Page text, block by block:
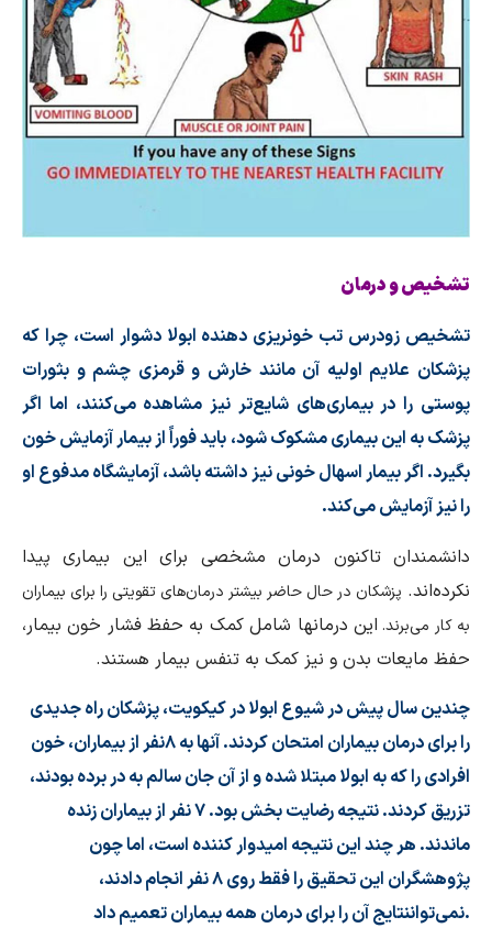
تشخیص و درمان
تشخیص زودرس تب خونریزی دهنده ابولا دشوار است، چرا که
پزشکان علایم اولیه آن مانند خارش و قرمزی چشم و بثورات
پوستی را در بیماری‌های شایع‌تر نیز مشاهده می‌کنند، اما اگر
پزشک به این بیماری مشکوک شود، باید فوراً از بیمار آزمایش خون
بگیرد. اگر بیمار اسهال خونی نیز داشته باشد، آزمایشگاه مدفوع او
را نیز آزمایش می‌کند.
دانشمندان تاکنون درمان مشخصی برای این بیماری پیدا
نکرده‌اند. پزشکان در حال حاضر بیشتر درمان‌های تقویتی را برای بیماران
به کار می‌برند. این درمانها شامل کمک به حفظ فشار خون بیمار،
حفظ مایعات بدن و نیز کمک به تنفس بیمار هستند.
چندین سال پیش در شیوع ابولا در کیکویت، پزشکان راه جدیدی
را برای درمان بیماران امتحان کردند. آنها به ۸نفر از بیماران، خون
افرادی را که به ابولا مبتلا شده و از آن جان سالم به در برده بودند،
تزریق کردند. نتیجه رضایت بخش بود. ۷ نفر از بیماران زنده
ماندند. هر چند این نتیجه امیدوار کننده است، اما چون
پژوهشگران این تحقیق را فقط روی ۸ نفر انجام دادند،
نمی‌تواننتایج آن را برای درمان همه بیماران تعمیم داد.